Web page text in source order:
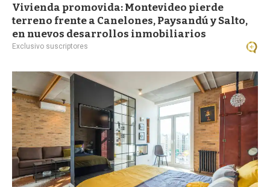
Vivienda promovida: Montevideo pierde
terreno frente a Canelones, Paysandú y Salto,
en nuevos desarrollos inmobiliarios
Exclusivo suscriptores